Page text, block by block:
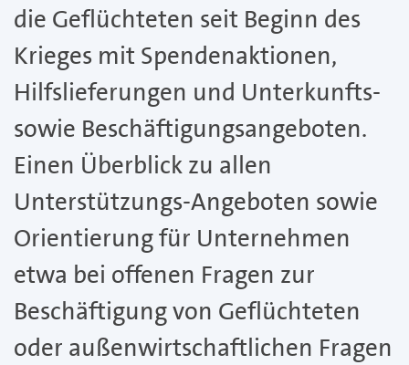
die Geflüchteten seit Beginn des
Krieges mit Spendenaktionen,
Hilfslieferungen und Unterkunfts-
sowie Beschäftigungsangeboten.
Einen Überblick zu allen
Unterstützungs-Angeboten sowie
Orientierung für Unternehmen
etwa bei offenen Fragen zur
Beschäftigung von Geflüchteten
oder außenwirtschaftlichen Fragen